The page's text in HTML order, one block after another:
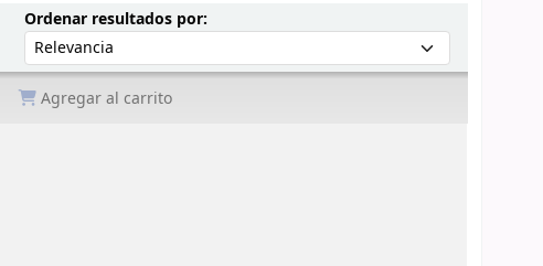
Ordenar resultados por:Ordenar por:
Agregar al carrito